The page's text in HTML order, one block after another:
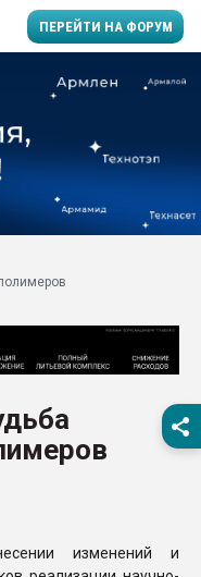
ПЕРЕЙТИ НА ФОРУМ
заводу пластмасс"
28.07.2026
пластмасс
28.07.2026
ситуацией на
изменений и